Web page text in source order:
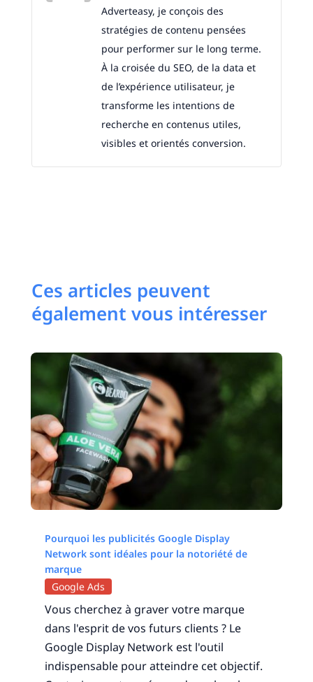
Adverteasy, je conçois des
stratégies de contenu pensées
pour performer sur le long terme.
À la croisée du SEO, de la data et
de l’expérience utilisateur, je
transforme les intentions de
recherche en contenus utiles,
visibles et orientés conversion.
Ces articles peuvent
également vous intéresser
Pourquoi les publicités Google Display
Network sont idéales pour la notoriété de
marque
Google Ads
Vous cherchez à graver votre marque
dans l'esprit de vos futurs clients ? Le
Google Display Network est l'outil
indispensable pour atteindre cet objectif.